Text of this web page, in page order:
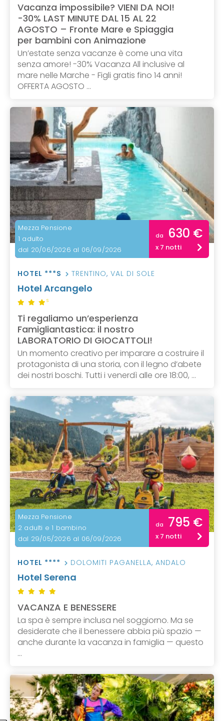
Vacanza impossibile? VIENI DA NOI!
-30% LAST MINUTE DAL 15 AL 22
AGOSTO – Fronte Mare e Spiaggia
per bambini con Animazione
Un’estate senza vacanze è come una vita
senza amore! -30% Vacanza All inclusive al
mare nelle Marche - Figli gratis fino 14 anni!
OFFERTA AGOSTO ...
Mezza Pensione
1 adulto
dal 20/06/2026 al 06/09/2026
da 630 €
x 7 notti
HOTEL ***S TRENTINO, VAL DI SOLE
Hotel Arcangelo
S
Ti regaliamo un’esperienza
Famigliantastica: il nostro
LABORATORIO DI GIOCATTOLI!
Un momento creativo per imparare a costruire il
protagonista di una storia, con il legno d’abete
dei nostri boschi. Tutti i venerdì alle ore 18:00, ...
Mezza Pensione
2 adulti e 1 bambino
dal 29/05/2026 al 06/09/2026
da 795 €
x 7 notti
HOTEL **** DOLOMITI PAGANELLA, ANDALO
Hotel Serena
VACANZA E BENESSERE
La spa è sempre inclusa nel soggiorno. Ma se
desiderate che il benessere abbia più spazio —
anche durante la vacanza in famiglia — questo
...